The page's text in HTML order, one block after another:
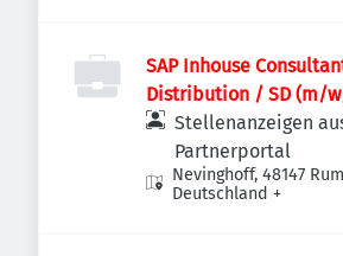
SAP Inhouse
Distribution / SD (m/
Stellenanzeigen
Partnerportal
Nevinghoff, 48147
Deutschland +